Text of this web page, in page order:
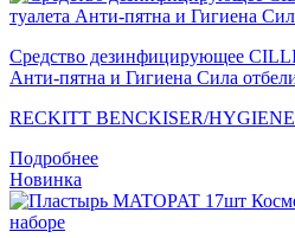
Средство дезинфицирующее
Анти-пятна и Гигиена Сила
RECKITT BENCKISER/
Подробнее
Новинка